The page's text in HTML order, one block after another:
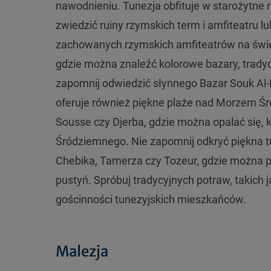
nawodnieniu. Tunezja obfituje w starożytne
zwiedzić ruiny rzymskich term i amfiteatru
zachowanych rzymskich amfiteatrów na
gdzie można znaleźć kolorowe bazary,
zapomnij odwiedzić słynnego Bazar Souk
oferuje również piękne plaże nad Morzem
Sousse czy Djerba, gdzie można opalać
Śródziemnego. Nie zapomnij odkryć piękna
Chebika, Tamerza czy Tozeur, gdzie
pustyń. Spróbuj tradycyjnych potraw, takich
gościnności tunezyjskich mieszkańców.
Malezja